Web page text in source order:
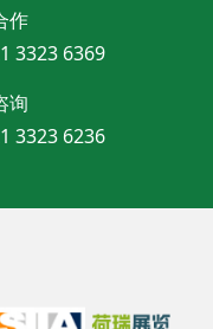
作
3323 6369
询
3323 6236